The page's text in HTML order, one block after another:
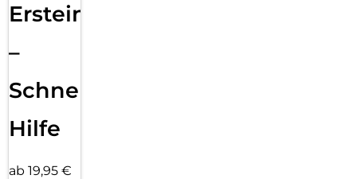
Ersteinrichtung
–
Schnelle
Hilfe
ab 19,95 €